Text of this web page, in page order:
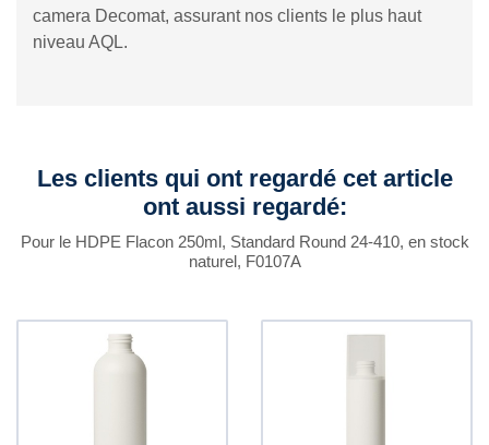
camera Decomat, assurant nos clients le plus haut
niveau AQL.
Les clients qui ont regardé cet article
ont aussi regardé:
Pour le HDPE Flacon 250ml, Standard Round 24-410, en stock
naturel, F0107A